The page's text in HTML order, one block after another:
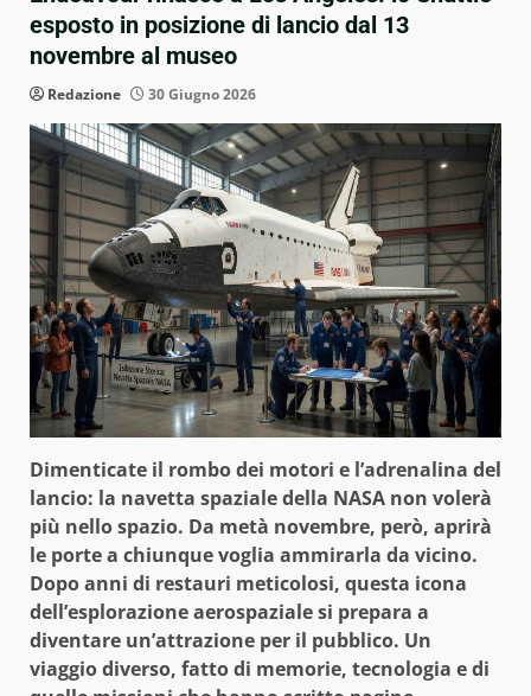
esposto in posizione di lancio dal 13
novembre al museo
Redazione 30 Giugno 2026
Dimenticate il rombo dei motori e l’adrenalina del
lancio: la navetta spaziale della NASA non volerà
più nello spazio. Da metà novembre, però, aprirà
le porte a chiunque voglia ammirarla da vicino.
Dopo anni di restauri meticolosi, questa icona
dell’esplorazione aerospaziale si prepara a
diventare un’attrazione per il pubblico. Un
viaggio diverso, fatto di memorie, tecnologia e di